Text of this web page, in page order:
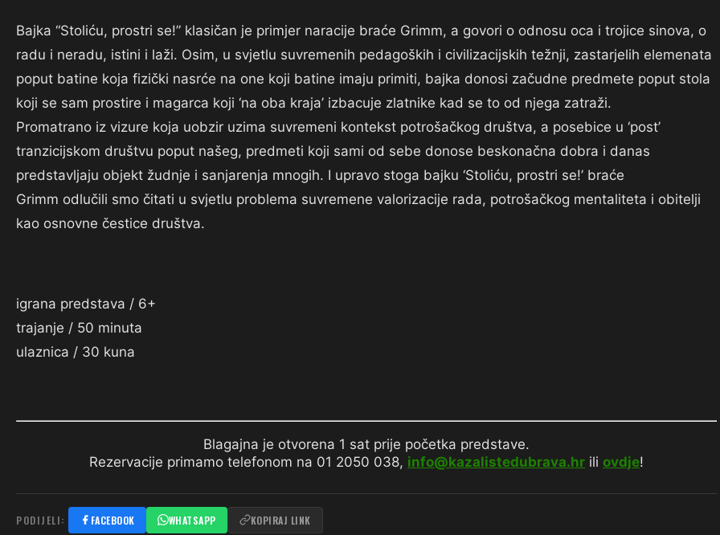
Bajka “Stoliću, prostri se!” klasičan je primjer naracije braće Grimm, a govori o odnosu oca i trojice sinova, o
radu i neradu, istini i laži. Osim, u svjetlu suvremenih pedagoških i civilizacijskih težnji, zastarjelih elemenata
poput batine koja fizički nasrće na one koji batine imaju primiti, bajka donosi začudne predmete poput stola
koji se sam prostire i magarca koji ‘na oba kraja’ izbacuje zlatnike kad se to od njega zatraži.
Promatrano iz vizure koja uobzir uzima suvremeni kontekst potrošačkog društva, a posebice u ‘post’
tranzicijskom društvu poput našeg, predmeti koji sami od sebe donose beskonačna dobra i danas
predstavljaju objekt žudnje i sanjarenja mnogih. I upravo stoga bajku ‘Stoliću, prostri se!’ braće
Grimm odlučili smo čitati u svjetlu problema suvremene valorizacije rada, potrošačkog mentaliteta i obitelji
kao osnovne čestice društva.
igrana predstava / 6+
trajanje / 50 minuta
ulaznica / 30 kuna
Blagajna je otvorena 1 sat prije početka predstave.
Rezervacije primamo telefonom na 01 2050 038, info@kazalistedubrava.hr ili ovdje!
PODIJELI: FACEBOOK WHATSAPP KOPIRAJ LINK